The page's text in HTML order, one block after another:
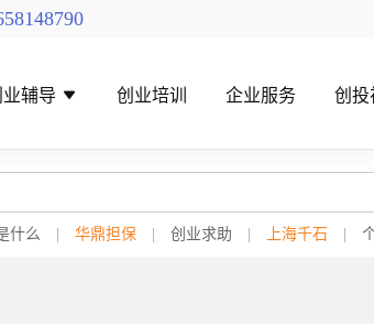
辅导 创业培训 企业服务 创投
什么 华鼎担保 创业求助 上海千石